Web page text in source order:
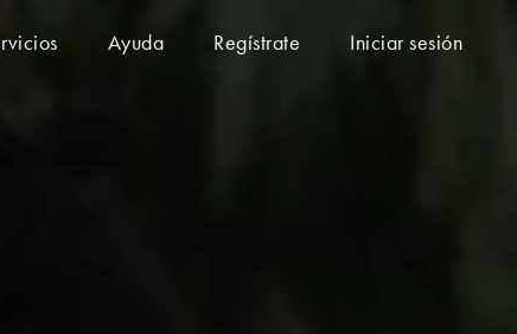
Ayuda Regístrate Iniciar sesión